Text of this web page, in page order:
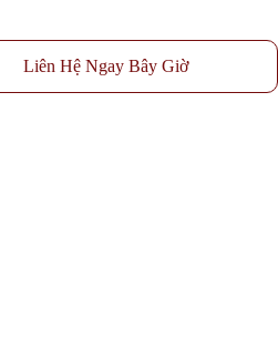
Liên Hệ Ngay Bây Giờ